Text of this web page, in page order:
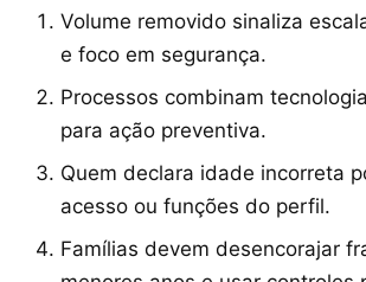
Volume removido sinaliza
e foco em segurança.
Processos combinam
para ação preventiva.
Quem declara idade incorreta
acesso ou funções do perfil.
Famílias devem desencorajar